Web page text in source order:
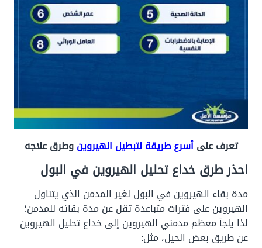
تعرف علىأسرع طريقة لتبطيل الهيروينوطرق علاجه
احذر طرق خداع تحليل الهيروين في البول
مدة بقاء الهيروين في البول لغير المدمن الذي يتناول
الهيروين على فترات متباعدة تقل عن مدة بقائه للمدمن؛
لذا يلجأ معظم مدمني الهيروين إلى خداع تحليل الهيروين
عن طريق بعض الحيل، مثل: